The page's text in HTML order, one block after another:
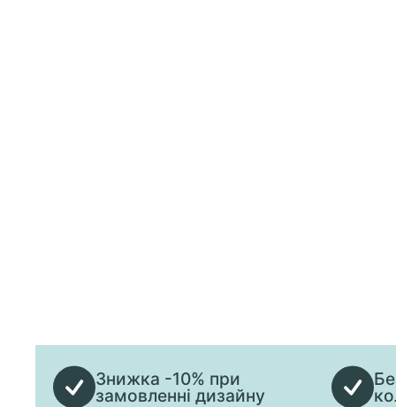
Знижка -10% при
замовленні дизайну